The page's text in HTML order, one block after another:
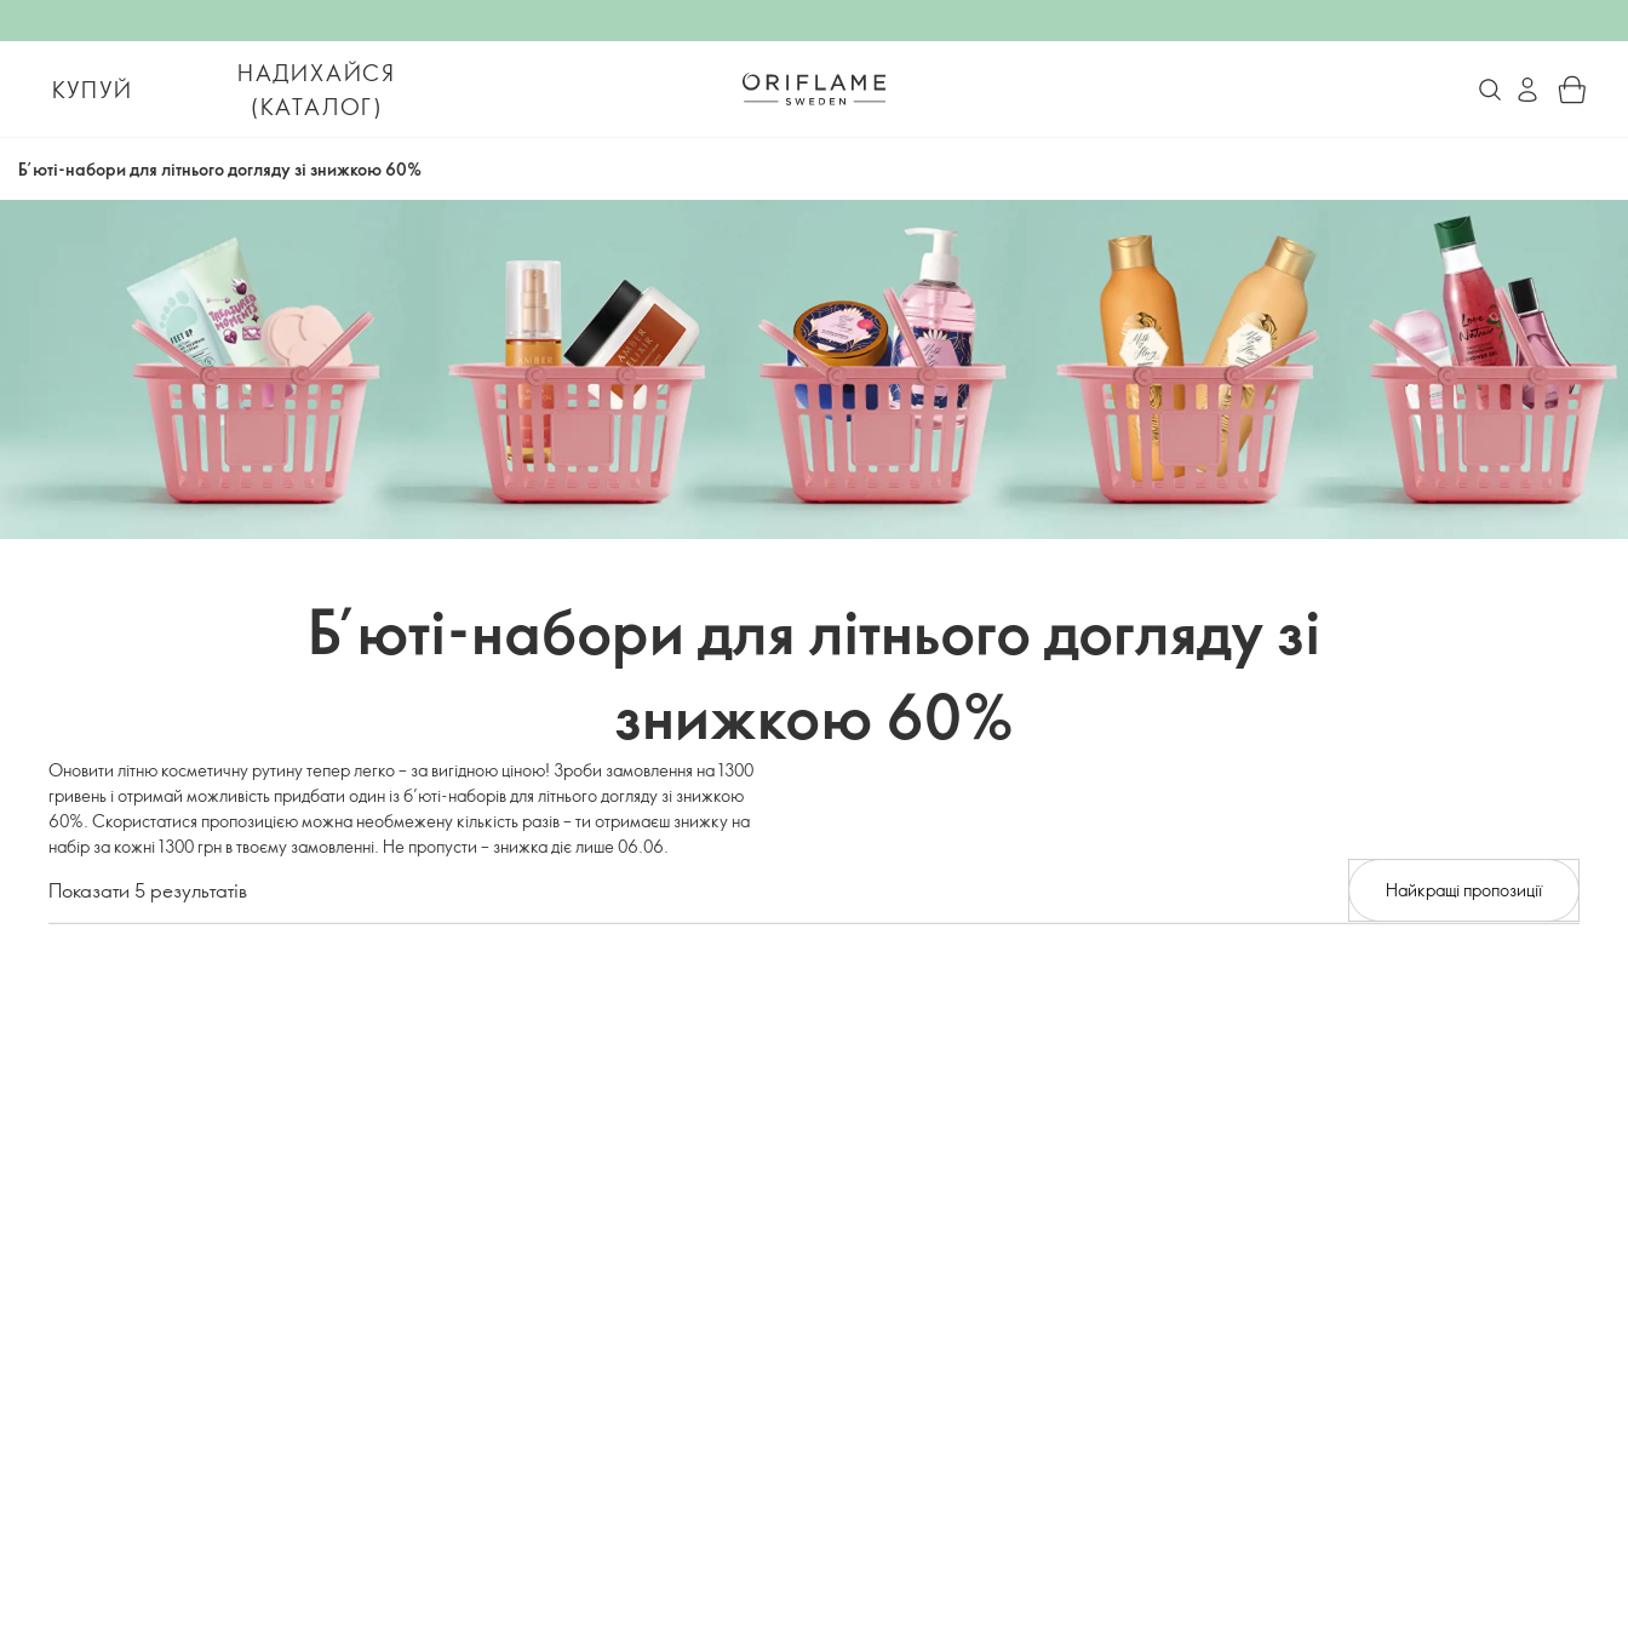
КУПУЙ
НАДИХАЙСЯ
(КАТАЛОГ)
Б’юті-набори для літнього догляду зі знижкою 60%
Б’юті-набори для літнього догляду зі
знижкою 60%
Оновити літню косметичну рутину тепер легко – за вигідною ціною! Зроби замовлення на 1300
гривень і отримай можливість придбати один із б’юті-наборів для літнього догляду зі знижкою
60%. Скористатися пропозицією можна необмежену кількість разів – ти отримаєш знижку на
набір за кожні 1300 грн в твоєму замовленні. Не пропусти – знижка діє лише 06.06.
Показати 5 результатів Найкращі пропозиції